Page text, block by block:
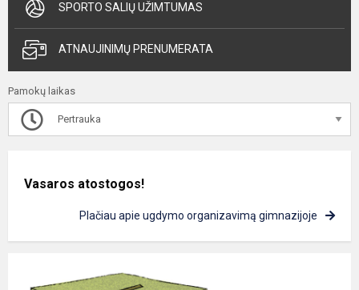
SPORTO SALIŲ UŽIMTUMAS
ATNAUJINIMŲ PRENUMERATA
Pamokų laikas
Pertrauka
Vasaros atostogos!
Plačiau apie ugdymo organizavimą gimnazijoje